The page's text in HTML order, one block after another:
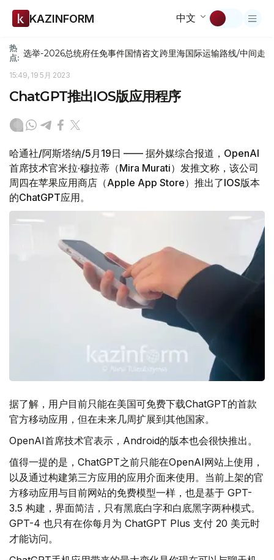
KAZINFORM 中文
热
点: 选举-2026总统府任免事件国情咨文跨里海国际运输路线/中间走廊
15:49, 19 5月 2023
ChatGPT推出IOS版应用程序
哈通社/阿斯塔纳/5月19日 —— 据外媒综合报道，OpenAI
首席技术官米拉·穆拉蒂（Mira Murati）发推文称，该公司
周四在苹果应用商店（Apple App Store）推出了IOS版本
的ChatGPT应用。
据了解，用户目前只能在美国可免费下载ChatGPT的首款
官方移动应用，但在未来几周扩展到其他国家。
OpenAI首席技术官表示，Android的版本也会很快推出。
值得一提的是，ChatGPT之前只能在OpenAI网站上使用，
以及通过构建第三方应用的应用介面来使用。当前上架的官
方移动应用与目前网站的免费模型一样，也是基于 GPT-
3.5 构建，界面简洁，只有黑底白字和白底黑字两种模式。
GPT-4 也只有在你每月为 ChatGPT Plus 支付 20 美元时
才能访问。